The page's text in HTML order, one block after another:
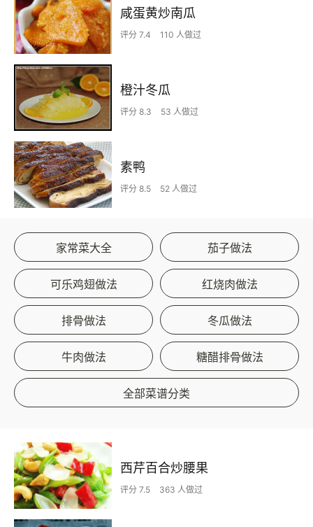
咸蛋黄炒南瓜
评分 7.4 110 人做过
橙汁冬瓜
评分 8.3 53 人做过
素鸭
评分 8.5 52 人做过
家常菜大全 茄子做法
可乐鸡翅做法 红烧肉做法
排骨做法 冬瓜做法
牛肉做法 糖醋排骨做法
全部菜谱分类
西芹百合炒腰果
评分 7.5 363 人做过